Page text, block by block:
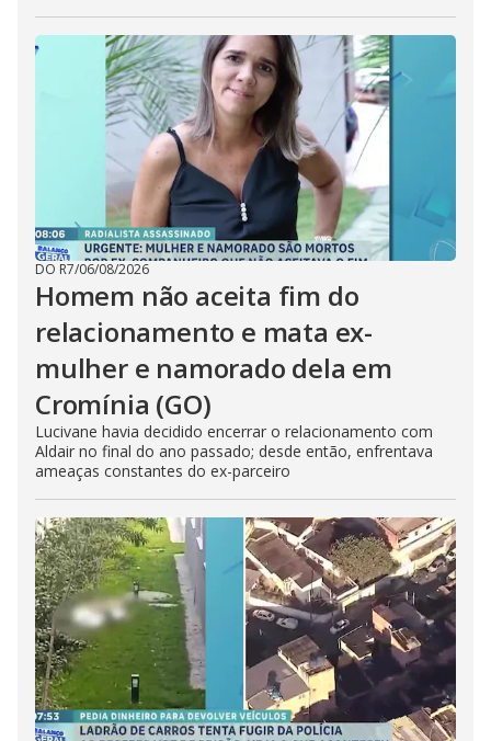
DO R7/06/08/2026
Homem não aceita fim do
relacionamento e mata ex-
mulher e namorado dela em
Cromínia (GO)
Lucivane havia decidido encerrar o relacionamento com
Aldair no final do ano passado; desde então, enfrentava
ameaças constantes do ex-parceiro